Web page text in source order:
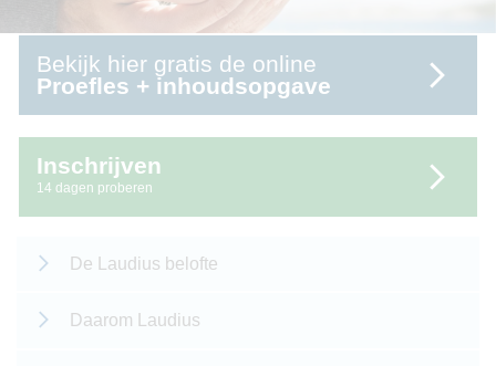
Bekijk hier gratis de online
Proefles + inhoudsopgave
Inschrijven
14 dagen proberen
De Laudius belofte
Daarom Laudius